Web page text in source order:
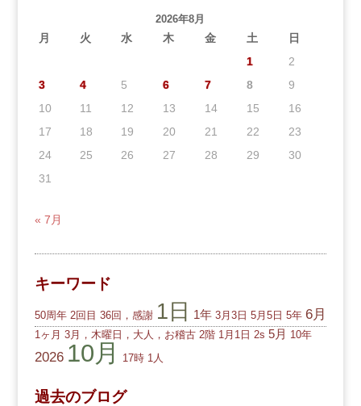
2026年8月
月 火 水 木 金 土
日
1
2
3
4 5 6 7 8
9
10
11 12 13 14 15
16
17
18 19 20 21 22
23
24
25 26 27 28 29
30
31
« 7月
キーワード
50周年 2回目 36回，感謝 1日 1年 3月3日 5月5日 5年 6月
1ヶ月 3月，木曜日，大人，お稽古 2階 1月1日 2s 5月 10年
2026 10月 17時 1人
過去のブログ